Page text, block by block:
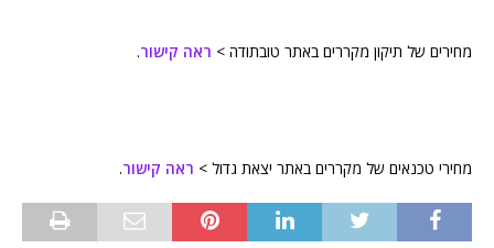
מחירים של תיקון מקררים באתר טובתודה > ראה קישור.
מחירי טכנאים של מקררים באתר יצאת גדול > ראה קישור.